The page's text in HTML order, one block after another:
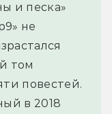
и песка»
не
том
повестей.
в 2018